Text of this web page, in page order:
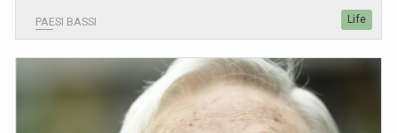
PAESI BASSI Life